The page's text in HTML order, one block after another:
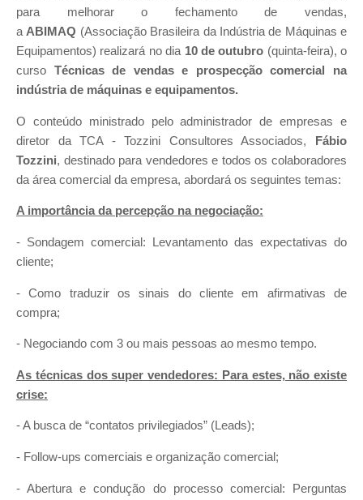
para melhorar o fechamento de vendas,
a ABIMAQ (Associação Brasileira da Indústria de Máquinas e
Equipamentos) realizará no dia 10 de outubro (quinta-feira), o
curso Técnicas de vendas e prospecção comercial na
indústria de máquinas e equipamentos.
O conteúdo ministrado pelo administrador de empresas e
diretor da TCA - Tozzini Consultores Associados, Fábio
Tozzini, destinado para vendedores e todos os colaboradores
da área comercial da empresa, abordará os seguintes temas:
A importância da percepção na negociação:
- Sondagem comercial: Levantamento das expectativas do
cliente;
- Como traduzir os sinais do cliente em afirmativas de
compra;
- Negociando com 3 ou mais pessoas ao mesmo tempo.
As técnicas dos super vendedores: Para estes, não existe
crise:
- A busca de “contatos privilegiados” (Leads);
- Follow-ups comerciais e organização comercial;
- Abertura e condução do processo comercial: Perguntas